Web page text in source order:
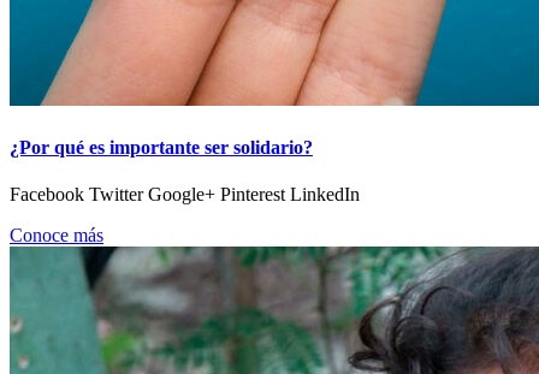
¿Por qué es importante ser solidario?
Facebook Twitter Google+ Pinterest LinkedIn
Conoce más